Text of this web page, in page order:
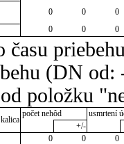
0 0
0
0 0 0
času
(DN
položku
počet nehôd
usmrtení
+/-
0 0
0